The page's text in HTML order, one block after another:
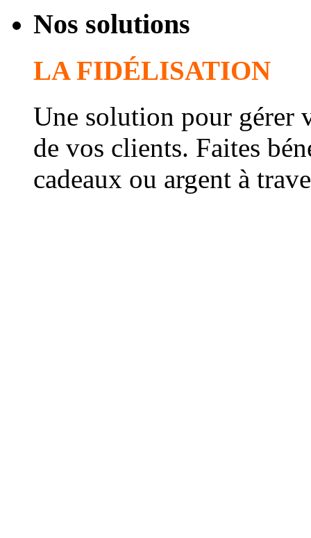
Nos solutions
LA FIDÉLISATION
Une solution pour gérer
de vos clients. Faites
cadeaux ou argent à